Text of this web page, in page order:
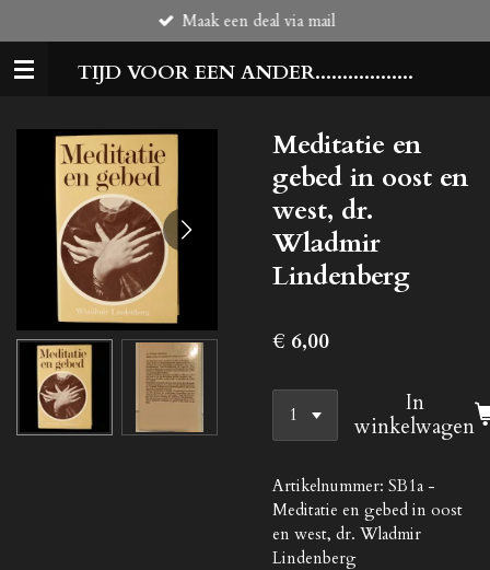
direct
naar
TIJD VOOR EEN ANDER..................
Maak een deal via mail
Meditatie en
gebed in oost en
west, dr.
Wladmir
Lindenberg
€ 6,00
In
winkelwagen
Artikelnummer: SB1a -
Meditatie en gebed in oost
en west, dr. Wladmir
Lindenberg